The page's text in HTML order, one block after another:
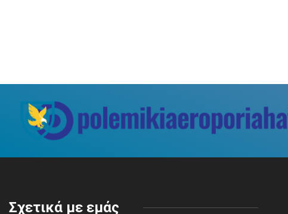
Σχετικά με εμάς